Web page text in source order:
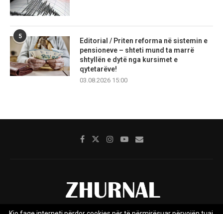
5
Editorial / Priten reforma në sistemin e
pensioneve – shteti mund ta marrë
shtyllën e dytë nga kursimet e
qytetarëve!
03.08.2026 15:00